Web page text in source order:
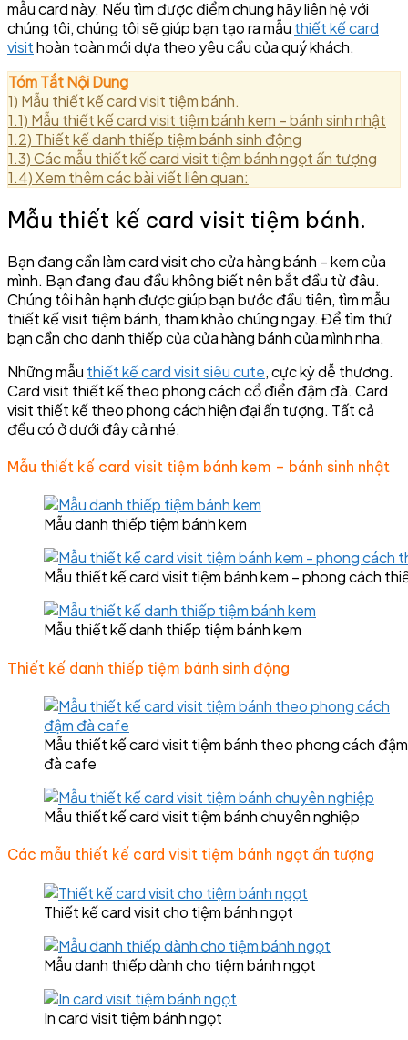
mẫu card này. Nếu tìm được điểm chung hãy liên hệ với
chúng tôi, chúng tôi sẽ giúp bạn tạo ra mẫu thiết kế card
visithoàn toàn mới dựa theo yêu cầu của quý khách.
Tóm Tắt Nội Dung
1) Mẫu thiết kế card visit tiệm bánh.
1.1) Mẫu thiết kế card visit tiệm bánh kem – bánh sinh nhật
1.2) Thiết kế danh thiếp tiệm bánh sinh động
1.3)Các mẫu thiết kế card visit tiệm bánh ngọt ấn tượng
1.4)Xem thêm các bài viết liên quan:
Mẫu thiết kế card visit tiệm bánh.
Bạn đang cần làm card visit cho cửa hàng bánh – kem của
mình. Bạn đang đau đầu không biết nên bắt đầu từ đâu.
Chúng tôi hân hạnh được giúp bạn bước đầu tiên, tìm mẫu
thiết kế visit tiệm bánh, tham khảo chúng ngay. Để tìm thứ
bạn cần cho danh thiếp của cửa hàng bánh của mình nha.
Những mẫu thiết kế card visit siêu cute, cực kỳ dễ thương.
Card visit thiết kế theo phong cách cổ điển đậm đà. Card
visit thiết kế theo phong cách hiện đại ấn tượng. Tất cả
đều có ở dưới đây cả nhé.
Mẫu thiết kế card visit tiệm bánh kem – bánh sinh nhật
Mẫu danh thiếp tiệm bánh kem
Mẫu thiết kế card visit tiệm bánh kem – phong cách
Mẫu thiết kế danh thiếp tiệm bánh kem
Thiết kế danh thiếp tiệm bánh sinh động
Mẫu thiết kế card visit tiệm bánh theo phong cách đậm
đà cafe
Mẫu thiết kế card visit tiệm bánh chuyên nghiệp
Các mẫu thiết kế card visit tiệm bánh ngọt ấn tượng
Thiết kế card visit cho tiệm bánh ngọt
Mẫu danh thiếp dành cho tiệm bánh ngọt
In card visit tiệm bánh ngọt